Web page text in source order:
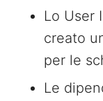
Lo User
creato
per le
Le